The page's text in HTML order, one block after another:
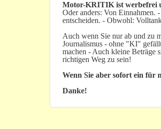
Motor-KRITIK ist werbefrei
Oder anders: Von Einnahmen.
entscheiden. - Obwohl:
Auch wenn Sie nur ab und zu
Journalismus - ohne "KI"
machen - Auch kleine Beträge
richtigen Weg zu sein!
Wenn Sie aber sofort ein für
Danke!